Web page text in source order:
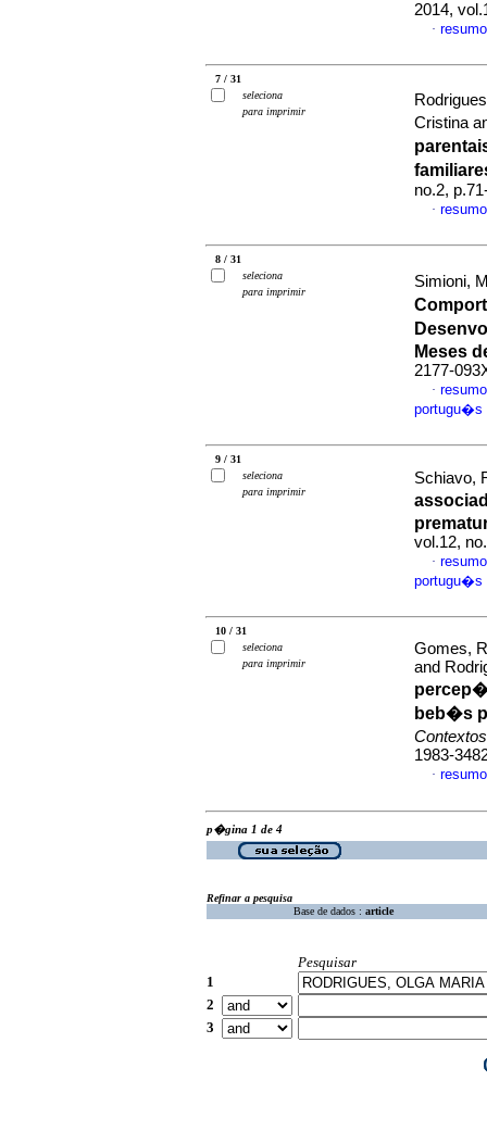
2014,
·
7 / 31
seleciona
para imprimir
Cristina
no.2,
·
8 / 31
seleciona
para imprimir
Simioni,
Meses
2177-
·
portugu�s
9 / 31
seleciona
para imprimir
Schiavo,
vol.12,
·
portugu�s
10 / 31
seleciona
para imprimir
Gomes,
and
beb�s
1983-
·
p�gina 1 de 4
Refinar a pesquisa
Base de dados : article
Pesquisar
1
2
3